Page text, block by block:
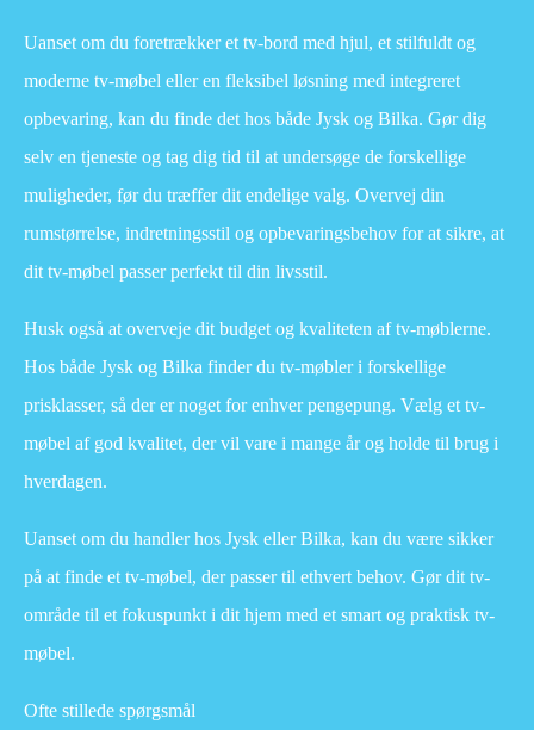
Uanset om du foretrækker et tv-bord med hjul, et stilfuldt og
moderne tv-møbel eller en fleksibel løsning med integreret
opbevaring, kan du finde det hos både Jysk og Bilka. Gør dig
selv en tjeneste og tag dig tid til at undersøge de forskellige
muligheder, før du træffer dit endelige valg. Overvej din
rumstørrelse, indretningsstil og opbevaringsbehov for at sikre, at
dit tv-møbel passer perfekt til din livsstil.
Husk også at overveje dit budget og kvaliteten af tv-møblerne.
Hos både Jysk og Bilka finder du tv-møbler i forskellige
prisklasser, så der er noget for enhver pengepung. Vælg et tv-
møbel af god kvalitet, der vil vare i mange år og holde til brug i
hverdagen.
Uanset om du handler hos Jysk eller Bilka, kan du være sikker
på at finde et tv-møbel, der passer til ethvert behov. Gør dit tv-
område til et fokuspunkt i dit hjem med et smart og praktisk tv-
møbel.
Ofte stillede spørgsmål